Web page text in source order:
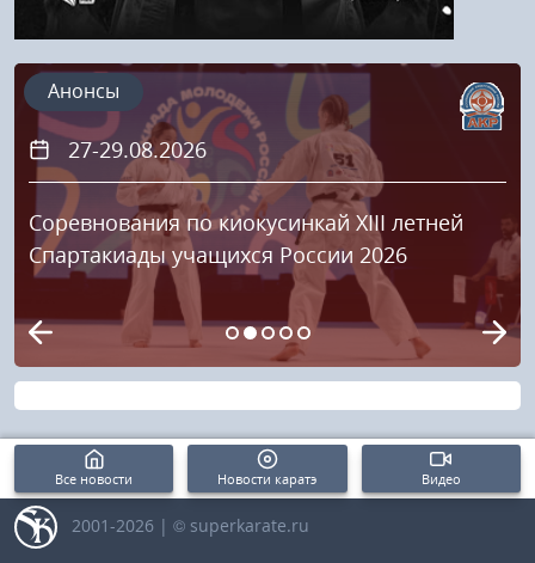
27-29.08.2026
Соревнования по киокусинкай XIII летней
Спартакиады учащихся России 2026
Анонсы
Все новости Новости каратэ Видео
2001-2026 | © superkarate.ru